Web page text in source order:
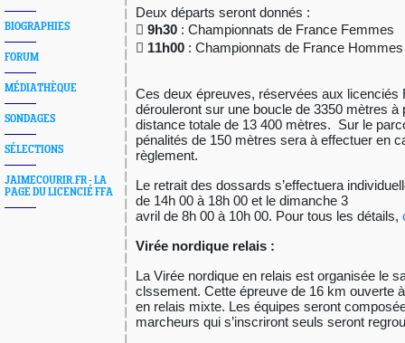
BIOGRAPHIES
FORUM
MÉDIATHÈQUE
SONDAGES
SÉLECTIONS
JAIMECOURIR.FR - LA
PAGE DU LICENCIÉ FFA
Deux départs seront donnés :
 9h30 : Championnats de France Femmes
 11h00 : Championnats de France Hommes
Ces deux épreuves, réservées aux licenciés
dérouleront sur une boucle de 3350 mètres à
distance totale de 13 400 mètres. Sur le
pénalités de 150 mètres sera à effectuer en
règlement.
Le retrait des dossards s’effectuera
de 14h 00 à 18h 00 et le dimanche 3
avril de 8h 00 à 10h 00. Pour tous les détails,
Virée nordique relais :
La Virée nordique en relais est organisée le
clssement. Cette épreuve de 16 km ouverte
en relais mixte. Les équipes seront
marcheurs qui s’inscriront seuls seront